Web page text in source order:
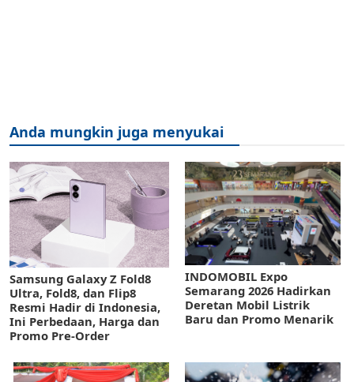
Anda mungkin juga menyukai
Samsung Galaxy Z Fold8
Ultra, Fold8, dan Flip8
Resmi Hadir di Indonesia,
Ini Perbedaan, Harga dan
Promo Pre-Order
INDOMOBIL Expo
Semarang 2026 Hadirkan
Deretan Mobil Listrik
Baru dan Promo Menarik